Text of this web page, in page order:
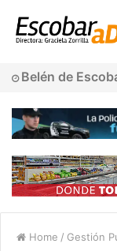
Belén de
Home / Gestión